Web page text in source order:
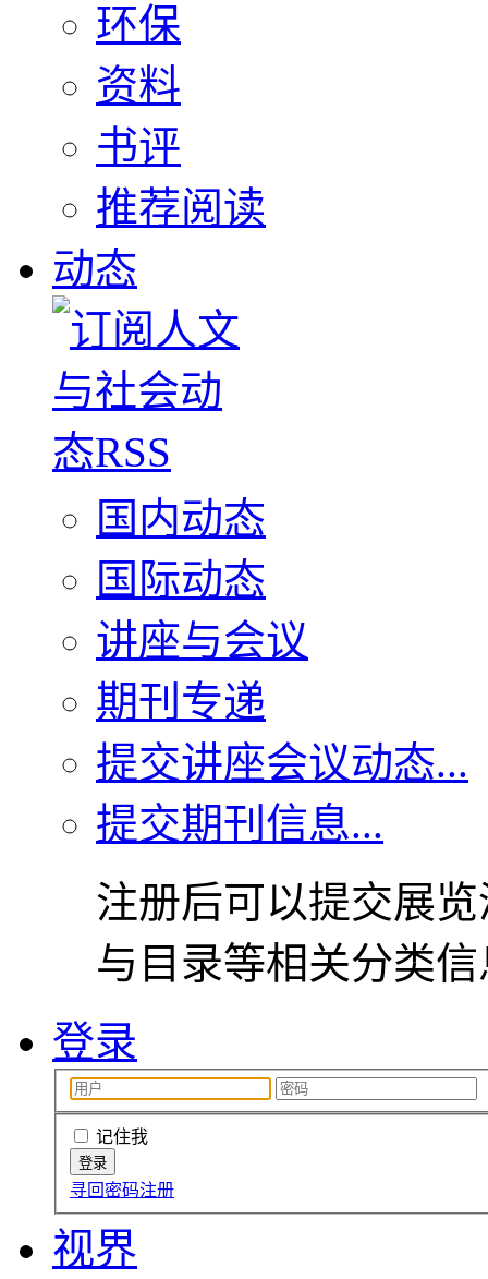
环保
资料
书评
推荐阅读
动态
国内动态
国际动态
讲座与会议
期刊专递
提交讲座会议动态...
提交期刊信息...
注册后可以提交展
与目录等相关分类
登录
记住我
寻回密码注册
视界